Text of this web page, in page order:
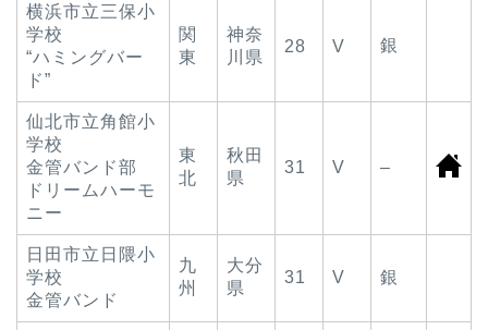
横浜市立三保小
学校
“ハミングバー
ド”
関
東
神奈
川県
28 V 銀
仙北市立角館小
学校
金管バンド部
ドリームハーモ
ニー
東
北
秋田
県
31 V –
日田市立日隈小
学校
金管バンド
九
州
大分
県
31 V 銀